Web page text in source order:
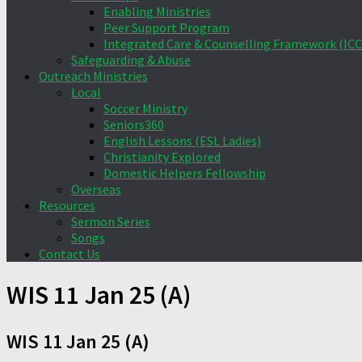
Enabling Ministries
Peer Support Program
Integrated Care & Counselling Framework
Safeguarding & Abuse
Outreach Ministries
Local
Soccer Ministry
Seniors360
English Lessons (ESL Ladies)
Christianity Explored
Domestic Helpers Fellowship
Overseas
Resources
Sermon Series
Songs
Contact Us
WIS 11 Jan 25 (A)
WIS 11 Jan 25 (A)